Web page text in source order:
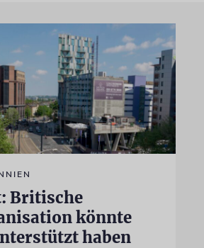
Britische
könnte
haben